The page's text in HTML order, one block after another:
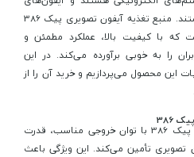
تصویری نیز از این قاعده مستثنی نیستند. منبع تغذیه آیفون تصویری پیک 386
که با کیفیت بالا، عملکرد مطمئن و
را به خوبی برآورده می‌کند. در این
این محصول می‌پردازیم و خرید آن را از
386
: منبع تغذیه پیک 386 با توان خروجی مناسب، قدرت
تصویری تأمین می‌کند. این ویژگی باعث